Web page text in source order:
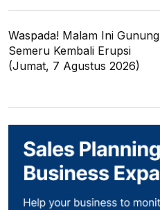
Waspada! Malam Ini Gunung
Semeru Kembali Erupsi
(Jumat, 7 Agustus 2026)